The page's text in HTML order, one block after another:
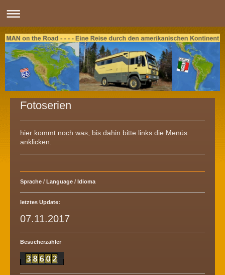
Fotoserien
hier kommt noch was, bis dahin bitte links die Menüs
anklicken.
Sprache / Language / Idioma
letztes Update:
07.11.2017
Besucherzähler